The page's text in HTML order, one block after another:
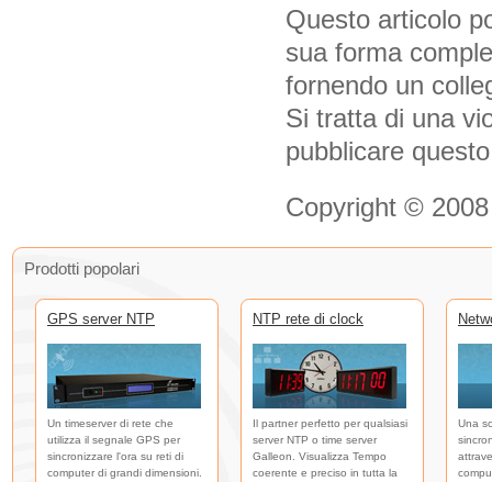
Questo articolo
sua forma
fornendo un
Si tratta di una
pubblicare
Copyright © 2008
Prodotti popolari
GPS server NTP
Un timeserver di rete che
utilizza il segnale GPS per
sincronizzare l'ora su reti di
computer di grandi dimensioni.
NTP rete di clock
Il partner perfetto per qualsiasi
server NTP o time server
Galleon. Visualizza Tempo
coerente e preciso in tutta la
Una